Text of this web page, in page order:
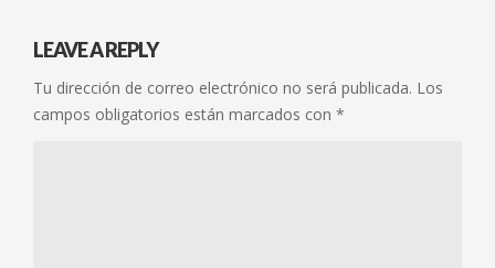
LEAVE A REPLY
Tu dirección de correo electrónico no será publicada. Los
campos obligatorios están marcados con *